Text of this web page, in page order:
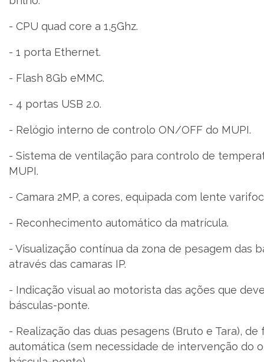
- CPU quad core a 1,5Ghz.
- 1 porta Ethernet.
- Flash 8Gb eMMC.
- 4 portas USB 2.0.
- Relógio interno de controlo ON/OFF do MUPI.
- Sistema de ventilação para controlo de
MUPI.
- Camara 2MP, a cores, equipada com lente
- Reconhecimento automático da matrícula.
- Visualização contínua da zona de pesagem das
através das camaras IP.
- Indicação visual ao motorista das ações que
básculas-ponte.
- Realização das duas pesagens (Bruto e Tara), de
automática (sem necessidade de intervenção do